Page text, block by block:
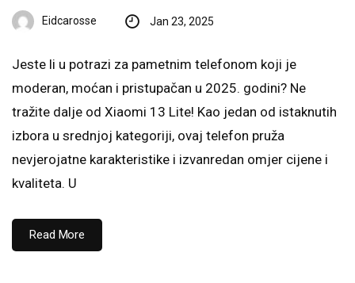
Eidcarosse Jan 23, 2025
Jeste li u potrazi za pametnim telefonom koji je
moderan, moćan i pristupačan u 2025. godini? Ne
tražite dalje od Xiaomi 13 Lite! Kao jedan od istaknutih
izbora u srednjoj kategoriji, ovaj telefon pruža
nevjerojatne karakteristike i izvanredan omjer cijene i
kvaliteta. U
Read More